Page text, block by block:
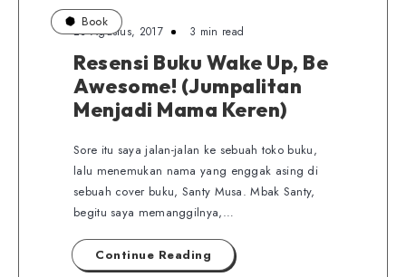
Book
23 Agustus, 2017 3 min read
Resensi Buku Wake Up, Be
Awesome! (Jumpalitan
Menjadi Mama Keren)
Sore itu saya jalan-jalan ke sebuah toko buku,
lalu menemukan nama yang enggak asing di
sebuah cover buku, Santy Musa. Mbak Santy,
begitu saya memanggilnya,…
Continue Reading